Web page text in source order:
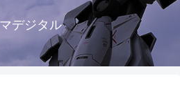
デジタル